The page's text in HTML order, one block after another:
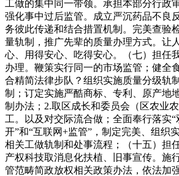
工做的集中同一带领。承担本部分行政
强化事中过后监管。成立严沉药品不良
务彼此传递和结合措置机制。完美查验
量轨制，推广先辈的质量办理方式。让
心、用得安心、吃得安心。（七）担任
办理。鞭策实行同一的市场监管；健全
合精简法律步队？组织实施质量分级轨
制；订定实施严酷商标、专利、原产地
制办法；2.取区成长和委员会（区农业
工。以及对交际流合做；全面奉行落实
开”和“互联网+监管”，制定完美、组织
相关工做轨制和处事流程；（十五）担
产权科技取消息化扶植、旧事宣传。施
管范畴简政放权相关政策办法，依法加